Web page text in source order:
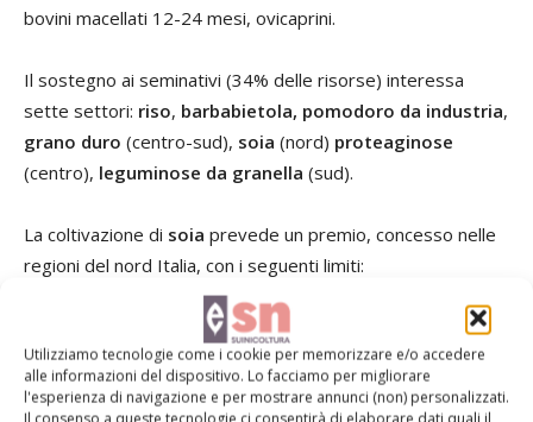
Utilizziamo tecnologie come i cookie per memorizzare e/o accedere
alle informazioni del dispositivo. Lo facciamo per migliorare
l'esperienza di navigazione e per mostrare annunci (non) personalizzati.
bovini macellati 12-24 mesi, ovicaprini.
Il sostegno ai seminativi (34% delle risorse) interessa
sette settori: riso, barbabietola, pomodoro da industria,
grano duro (centro-sud), soia (nord) proteaginose
(centro), leguminose da granella (sud).
La coltivazione di soia prevede un premio, concesso nelle
regioni del nord Italia, con i seguenti limiti:
a) l'intera superficie per i primi cinque ettari;
b) per la superficie eccedente, il 10% della superficie.